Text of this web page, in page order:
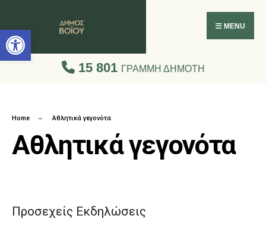
Ανοίξτε τη γραμμή εργαλείων
MENU
15 801 ΓΡΑΜΜΗ ΔΗΜΟΤΗ
Home Αθλητικά γεγονότα
Αθλητικά γεγονότα
Προσεχείς Εκδηλώσεις